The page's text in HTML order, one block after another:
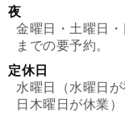
夜
金曜日・土曜日
までの要予約。
定休日
水曜日（水曜日
日木曜日が休業）